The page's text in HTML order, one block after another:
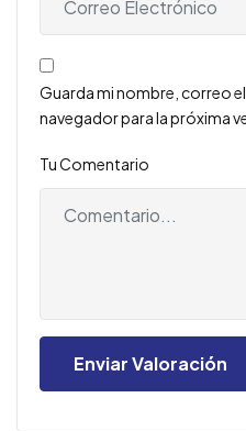
Guarda mi nombre, correo
navegador para la próxima
Tu Comentario